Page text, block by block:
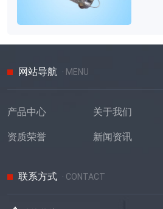
网站导航 · MENU
产品中心 关于我们
资质荣誉 新闻资讯
联系方式 · CONTACT